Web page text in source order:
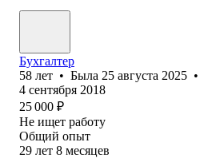
Бухгалтер
58 лет • Была 25 августа 2025 •
4 сентября 2018
25 000 ₽
Не ищет работу
Общий опыт
29 лет 8 месяцев